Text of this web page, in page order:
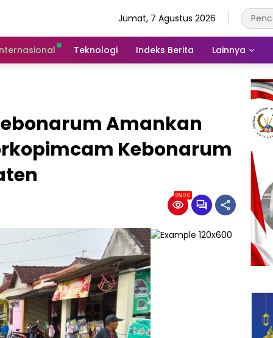
Jumat, 7 Agustus 2026
Teknologi Indeks Berita Lainnya
Amankan
Kebonarum
8906